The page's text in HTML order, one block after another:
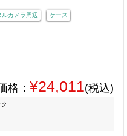
ルカメラ周辺 ケース
格： ¥24,011(税込)
ク